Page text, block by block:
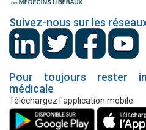
Suivez-nous sur les
Pour toujours rester
médicale
Téléchargez l'application mobile